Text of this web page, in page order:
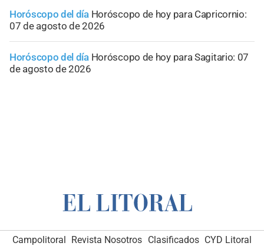
Horóscopo del día Horóscopo de hoy para Capricornio:
07 de agosto de 2026
Horóscopo del día Horóscopo de hoy para Sagitario: 07
de agosto de 2026
Campolitoral Revista Nosotros Clasificados CYD Litoral